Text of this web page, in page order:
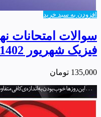
افزودن به سبد خرید
سوالات امتحانات
فیزیک شهریور 1402
135,000 تومان